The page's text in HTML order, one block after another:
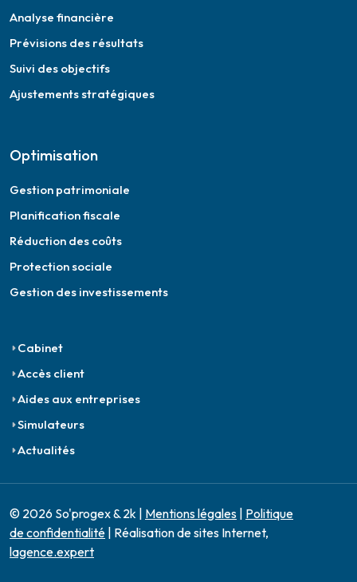
Analyse financière
Prévisions des résultats
Suivi des objectifs
Ajustements stratégiques
Optimisation
Gestion patrimoniale
Planification fiscale
Réduction des coûts
Protection sociale
Gestion des investissements
Cabinet
Accès client
Aides aux entreprises
Simulateurs
Actualités
© 2026 So'progex & 2k | Mentions légales | Politique
de confidentialité | Réalisation de sites Internet,
lagence.expert